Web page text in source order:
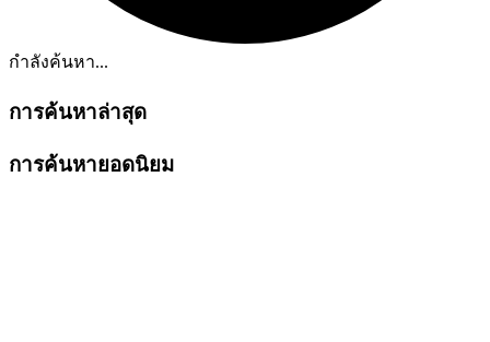
กำลังค้นหา...
การค้นหาล่าสุด
การค้นหายอดนิยม